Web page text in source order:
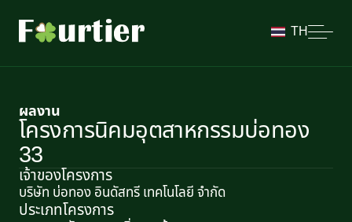
TH
ผลงาน
โครงการนิคมอุตสาหกรรมบ่อทอง
33
เจ้าของโครงการ
บริษัท บ่อทอง อินดัสทรี เทคโนโลยี จำกัด
ประเภทโครงการ